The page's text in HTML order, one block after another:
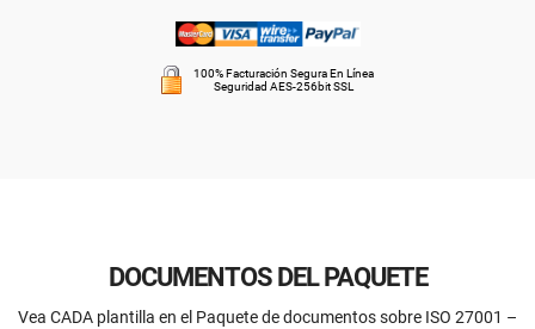
100% Facturación Segura En Línea
Seguridad AES-256bit SSL
DOCUMENTOS DEL PAQUETE
Vea CADA plantilla en el Paquete de documentos sobre ISO 27001 –